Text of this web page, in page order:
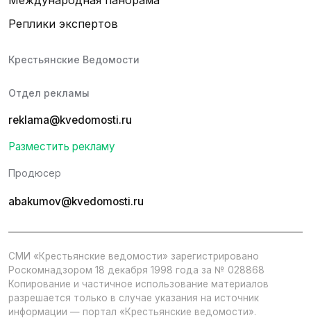
Реплики экспертов
Крестьянские Ведомости
Отдел рекламы
reklama@kvedomosti.ru
Разместить рекламу
Продюсер
abakumov@kvedomosti.ru
СМИ «Крестьянские ведомости» зарегистрировано
Роскомнадзором 18 декабря 1998 года за № 028868
Копирование и частичное использование материалов
разрешается только в случае указания на источник
информации — портал «Крестьянские ведомости».